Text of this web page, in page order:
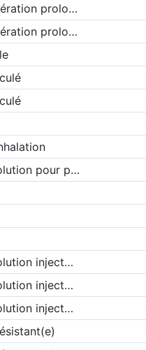
prolo…
prolo…
pour p…
inject…
inject…
inject…